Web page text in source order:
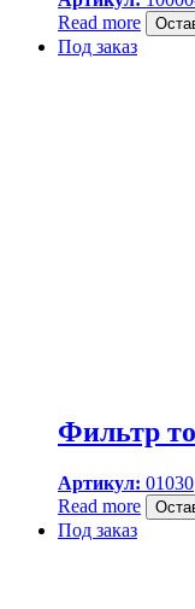
Read more
Под заказ
Фильтр
Артикул: 01030
Read more
Под заказ